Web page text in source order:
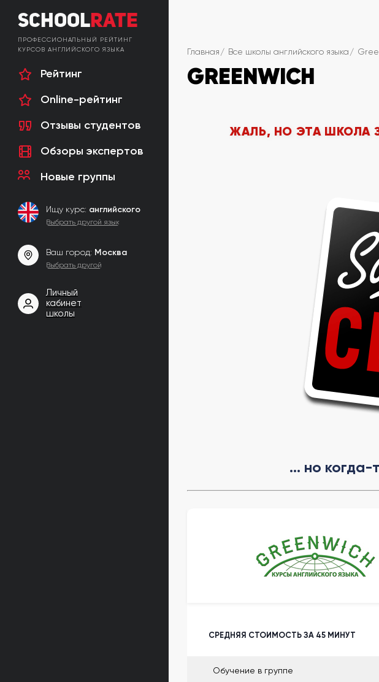
SchoolRate
ПРОФЕССИОНАЛЬНЫЙ РЕЙТИНГ
КУРСОВ АНГЛИЙСКОГО ЯЗЫКА
Рейтинг
Online-рейтинг
Отзывы студентов
Обзоры экспертов
Новые группы
Ищу курс: английского
Выбрать другой язык
Ваш город: Москва
Выбрать другой
Личный
кабинет
школы
Главная Все школы английского языка
GREENWICH
ЖАЛЬ, НО ЭТА ШКОЛА
... но
СРЕДНЯЯ СТОИМОСТЬ ЗА 45 МИНУТ
Обучение в группе